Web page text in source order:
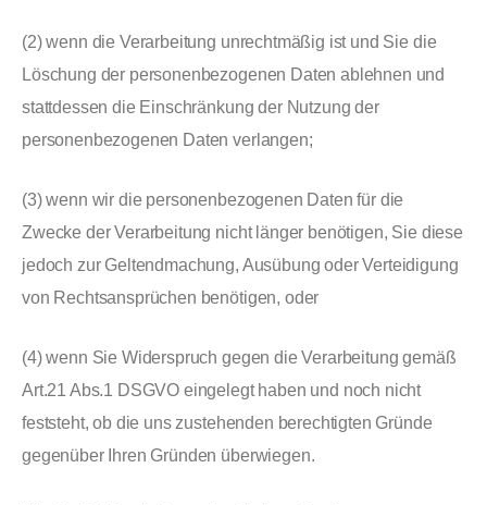
(2) wenn die Verarbeitung unrechtmäßig ist und Sie die
Löschung der personenbezogenen Daten ablehnen und
stattdessen die Einschränkung der Nutzung der
personenbezogenen Daten verlangen;
(3) wenn wir die personenbezogenen Daten für die
Zwecke der Verarbeitung nicht länger benötigen, Sie diese
jedoch zur Geltendmachung, Ausübung oder Verteidigung
von Rechtsansprüchen benötigen, oder
(4) wenn Sie Widerspruch gegen die Verarbeitung gemäß
Art.21 Abs.1 DSGVO eingelegt haben und noch nicht
feststeht, ob die uns zustehenden berechtigten Gründe
gegenüber Ihren Gründen überwiegen.